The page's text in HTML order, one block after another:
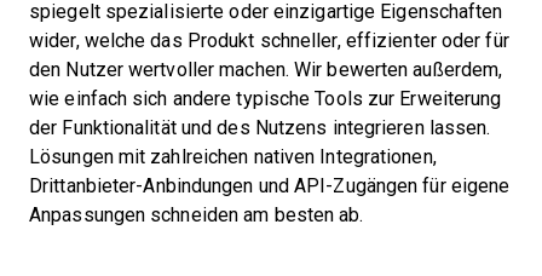
spiegelt spezialisierte oder einzigartige Eigenschaften
wider, welche das Produkt schneller, effizienter oder für
den Nutzer wertvoller machen. Wir bewerten außerdem,
wie einfach sich andere typische Tools zur Erweiterung
der Funktionalität und des Nutzens integrieren lassen.
Lösungen mit zahlreichen nativen Integrationen,
Drittanbieter-Anbindungen und API-Zugängen für eigene
Anpassungen schneiden am besten ab.